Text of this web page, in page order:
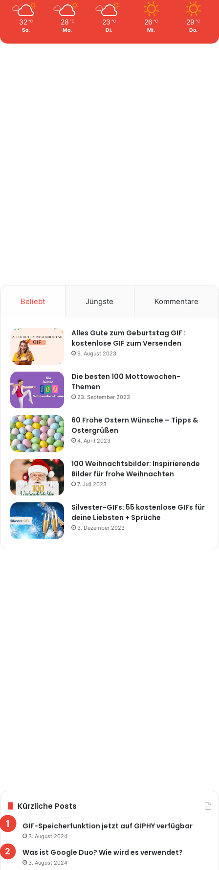
32 ℃
So.
28 ℃
Mo.
23 ℃
Di.
26 ℃
Mi.
29 ℃
Do.
Beliebt Jüngste Kommentare
Alles Gute zum Geburtstag GIF :
kostenlose GIF zum Versenden
9. August 2023
Die besten 100 Mottowochen-
Themen
23. September 2023
60 Frohe Ostern Wünsche – Tipps &
Ostergrüßen
4. April 2023
100 Weihnachtsbilder: Inspirierende
Bilder für frohe Weihnachten
7. Juli 2023
Silvester-GIFs: 55 kostenlose GIFs für
deine Liebsten + Sprüche
3. Dezember 2023
Kürzliche Posts
GIF-Speicherfunktion jetzt auf GIPHY verfügbar
3. August 2024
Was ist Google Duo? Wie wird es verwendet?
3. August 2024